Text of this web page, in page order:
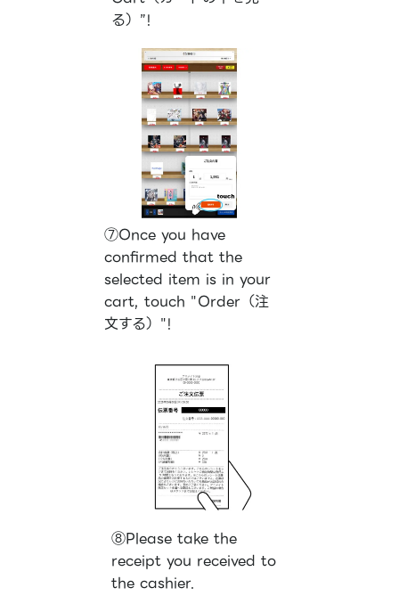
る）”!
⑦Once you have
confirmed that the
selected item is in your
cart, touch "Order（注
文する）"!
⑧Please take the
receipt you received to
the cashier.